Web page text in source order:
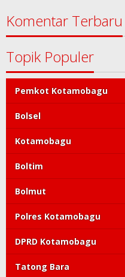
Komentar Terbaru
Topik Populer
Pemkot Kotamobagu
Bolsel
Kotamobagu
Boltim
Bolmut
Polres Kotamobagu
DPRD Kotamobagu
Tatong Bara